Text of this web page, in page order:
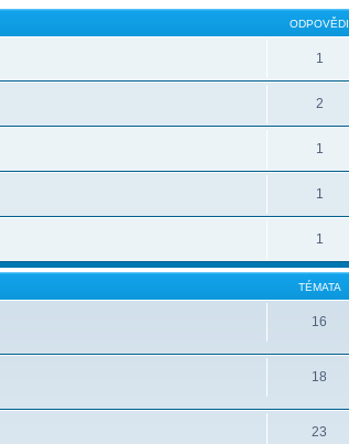
ODPOVĚDI
1
2
1
1
1
TÉMATA
16
18
23